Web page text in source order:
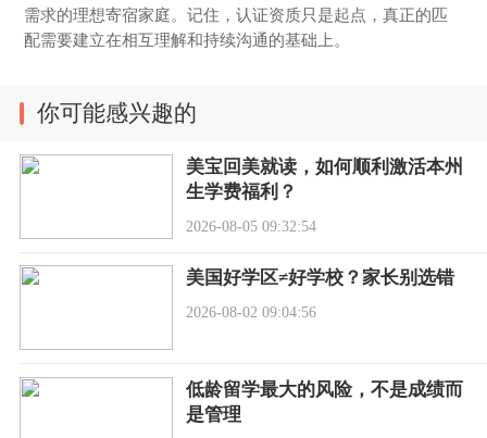
需求的理想寄宿家庭。记住，认证资质只是起点，真正的匹
配需要建立在相互理解和持续沟通的基础上。
你可能感兴趣的
美宝回美就读，如何顺利激活本州
生学费福利？
2026-08-05 09:32:54
美国好学区≠好学校？家长别选错
2026-08-02 09:04:56
低龄留学最大的风险，不是成绩而
是管理